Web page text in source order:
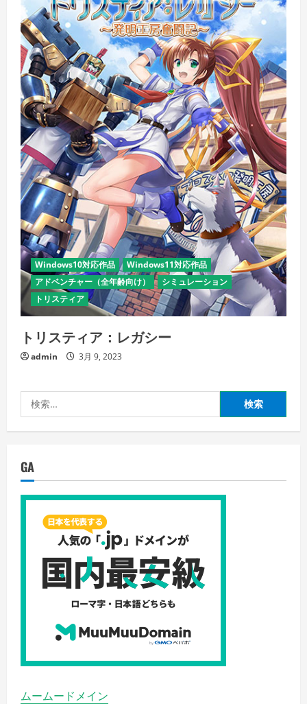
Windows10対応作品
Windows11対応作品
アドベンチャー（全年齢向け）
シミュレーション
トリスティア
トリスティア：レガシー
admin 3月 9, 2023
索:
GA
ムームードメイン